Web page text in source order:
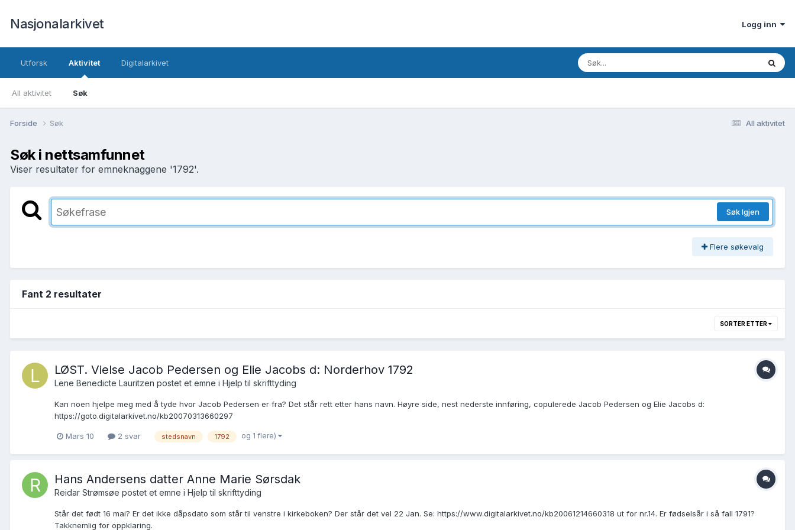
Nasjonalarkivet Logg inn
Utforsk Aktivitet
All aktivitet Søk
Digitalarkivet
All aktivitet
Forside Søk
Søk i nettsamfunnet
Viser resultater for emneknaggene '1792'.
Søk Igjen
Flere søkevalg
Fant 2 resultater
SORTER ETTER
LØST. Vielse Jacob Pedersen og Elie Jacobs d: Norderhov 1792
Lene Benedicte Lauritzen postet et emne i Hjelp til skrifttyding
Kan noen hjelpe meg med å tyde hvor Jacob Pedersen er fra? Det står rett etter hans navn. Høyre side, nest nederste innføring, copulerede Jacob Pedersen og Elie Jacobs d:
https://goto.digitalarkivet.no/kb20070313660297
Mars 10 2 svar stedsnavn 1792 og 1 flere)
Hans Andersens datter Anne Marie Sørsdak
Reidar Strømsøe postet et emne i Hjelp til skrifttyding
Står det født 16 mai? Er det ikke dåpsdato som står til venstre i kirkeboken? Der står det vel 22 Jan. Se: https://www.digitalarkivet.no/kb20061214660318 ut for nr.14. Er fødselsår i så fall 1791?
Takknemlig for oppklaring.